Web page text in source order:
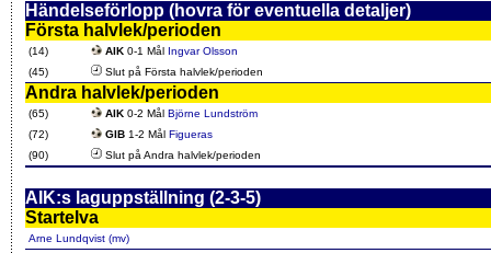
Händelseförlopp (hovra för eventuella detaljer)
Första halvlek/perioden
(14) AIK 0-1 Mål Ingvar Olsson
(45)
Slut på Första halvlek/perioden
Andra halvlek/perioden
(65) AIK 0-2 Mål Björne Lundström
(72)
GIB 1-2 Mål Figueras
(90)
Slut på Andra halvlek/perioden
AIK:s laguppställning (2-3-5)
Startelva
Arne Lundqvist (mv)